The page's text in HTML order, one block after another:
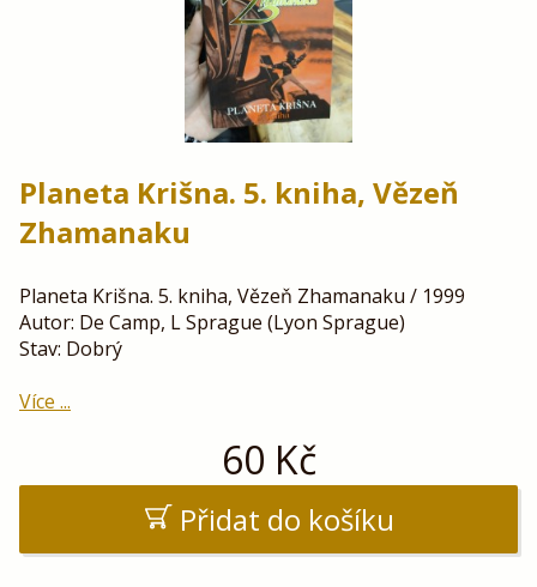
Planeta Krišna. 5. kniha, Vězeň
Zhamanaku
Planeta Krišna. 5. kniha, Vězeň Zhamanaku / 1999
Autor: De Camp, L Sprague (Lyon Sprague)
Stav: Dobrý
Více ...
60 Kč
Přidat do košíku